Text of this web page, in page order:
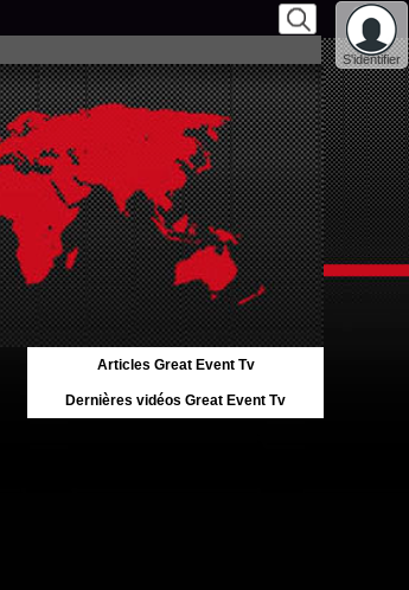
S'identifier
Articles Great Event Tv
Dernières vidéos Great Event Tv